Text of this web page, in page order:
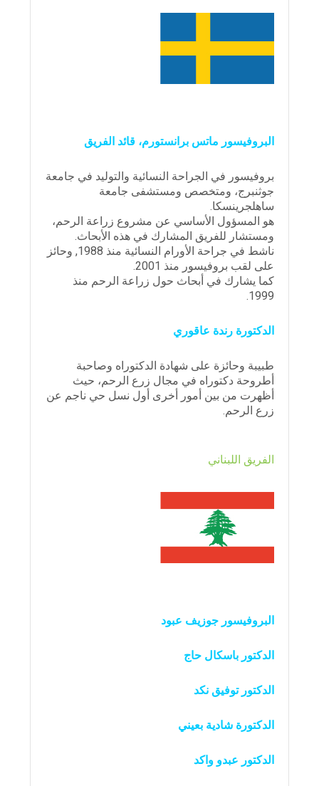
البروفيسور ماتس برانستورم، قائد الفريق
بروفيسور في الجراحة النسائية والتوليد في جامعة
جوثنبرج، ومتخصص ومستشفى جامعة
ساهلجرينسكا.
هو المسؤول الأساسي عن مشروع زراعة الرحم،
ومستشار للفريق المشارك في هذه الأبحاث.
ناشط في جراحة الأورام النسائية منذ 1988, وحائز
على لقب بروفيسور منذ 2001.
كما يشارك في أبحاث حول زراعة الرحم منذ
1999.
الدكتورة رندة عاقوري
طبيبة وحائزة على شهادة الدكتوراه وصاحبة
أطروحة دكتوراه في مجال زرع الرحم، حيث
أظهرت من بين أمور أخرى أول نسل حي ناجم عن
زرع الرحم.
الفريق اللبناني
البروفيسور جوزيف عبود
الدكتور باسكال حاج
الدكتور توفيق نكد
الدكتورة شادية بعيني
الدكتور عبدو واكد